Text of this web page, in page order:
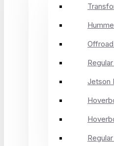
Offroad
Jetson